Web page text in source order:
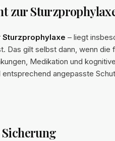
zur
Sturzprophylaxe – liegt
Das gilt selbst dann, wenn die
Medikation und kognitive
angepasste